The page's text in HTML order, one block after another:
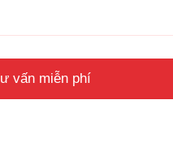
vấn miễn phí